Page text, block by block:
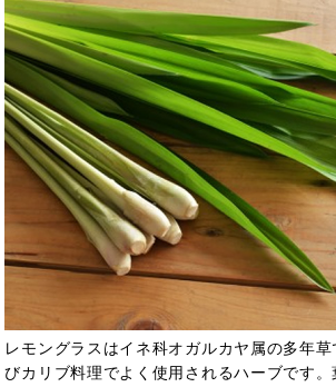
レモングラスはイネ科オガルカヤ属の多年草
びカリブ料理でよく使用されるハーブです